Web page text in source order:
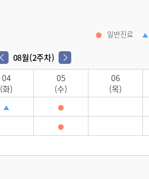
일반진료
08월(2주차)
04
(화)
05
(수)
06
(목)